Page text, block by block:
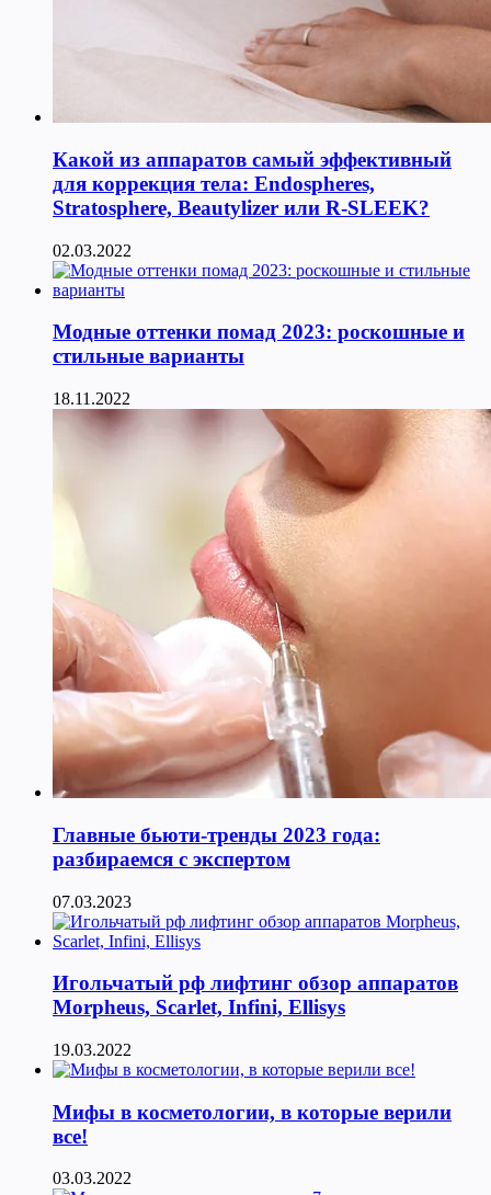
Какой из аппаратов самый эффективный
для коррекция тела: Endospheres,
Stratosphere, Beautylizer или R-SLEEK?
02.03.2022
Модные оттенки помад 2023: роскошные и
стильные варианты
18.11.2022
Главные бьюти-тренды 2023 года:
разбираемся с экспертом
07.03.2023
Игольчатый рф лифтинг обзор аппаратов
Morpheus, Scarlet, Infini, Ellisys
19.03.2022
Мифы в косметологии, в которые верили
все!
03.03.2022